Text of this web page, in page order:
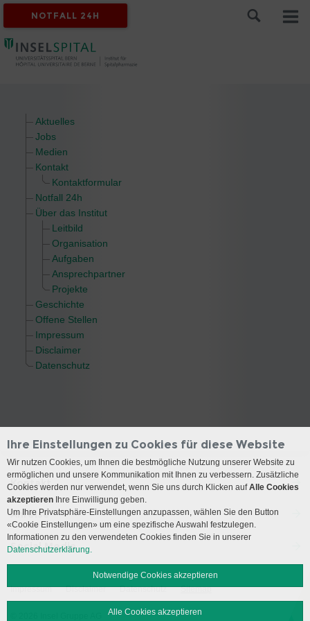
NOTFALL 24H
Aktuelles
Jobs
Medien
Kontakt
Kontaktformular
Notfall 24h
Über das Institut
Leitbild
Organisation
Aufgaben
Ansprechpartner
Projekte
Geschichte
Offene Stellen
Impressum
Disclaimer
Datenschutz
Kontakt
Anreise
Social Media
Impressum Disclaimer Datenschutz Sitemap
Ihre Einstellungen zu Cookies für diese Website
Wir nutzen Cookies, um Ihnen die bestmögliche Nutzung unserer Website zu
ermöglichen und unsere Kommunikation mit Ihnen zu verbessern. Zusätzliche
Cookies werden nur verwendet, wenn Sie uns durch Klicken aufAlle Cookies
akzeptieren Ihre Einwilligung geben.
Um Ihre Privatsphäre-Einstellungen anzupassen, wählen Sie den Button
«Cookie Einstellungen» um eine spezifische Auswahl festzulegen.
Informationen zu den verwendeten Cookies finden Sie in unserer
Datenschutzerklärung.
Notwendige Cookies akzeptieren
Alle Cookies akzeptieren